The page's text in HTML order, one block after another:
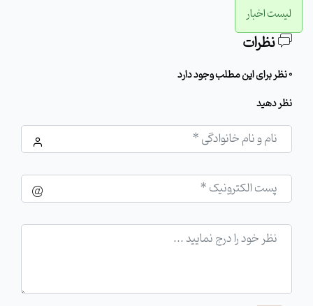
لیست اخبار
نظرات
0 نظر برای این مطلب وجود دارد
نظر دهید